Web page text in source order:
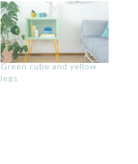
Green cube and yellow
legs